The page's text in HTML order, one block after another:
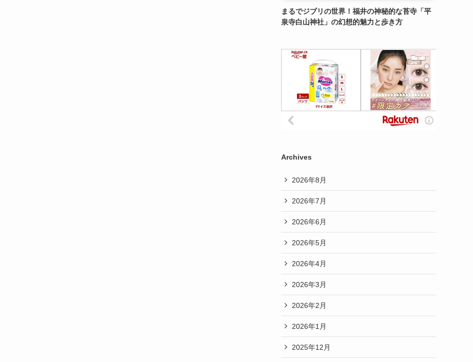
まるでジブリの世界！福井の神秘的な苔寺「平
泉寺白山神社」の幻想的魅力と歩き方
Archives
2026年8月
2026年7月
2026年6月
2026年5月
2026年4月
2026年3月
2026年2月
2026年1月
2025年12月